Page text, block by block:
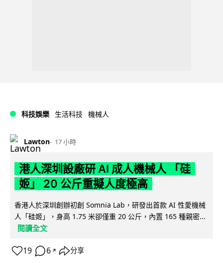
科技娛樂 生活科技 機械人
Lawton 17 小時
港人深圳設廠研 AI 成人機械人 「硅
姬」 20 公斤重擬人度極高
香港人於深圳創辦初創 Somnia Lab，研發出首款 AI 性愛機械
人「硅姬」，身高 1.75 米卻僅重 20 公斤，內置 165 種親密...
閱讀全文
19 6 ↗ 分享